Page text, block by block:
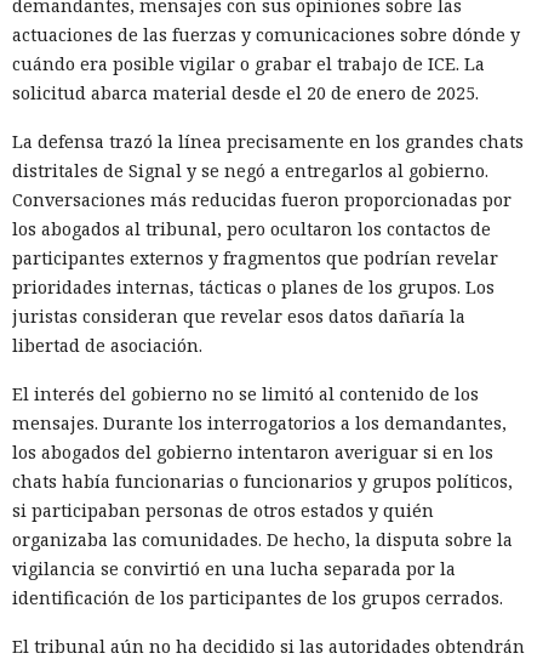
demandantes, mensajes con sus opiniones sobre las
actuaciones de las fuerzas y comunicaciones sobre dónde y
cuándo era posible vigilar o grabar el trabajo de ICE. La
solicitud abarca material desde el 20 de enero de 2025.
La defensa trazó la línea precisamente en los grandes chats
distritales de Signal y se negó a entregarlos al gobierno.
Conversaciones más reducidas fueron proporcionadas por
los abogados al tribunal, pero ocultaron los contactos de
participantes externos y fragmentos que podrían revelar
prioridades internas, tácticas o planes de los grupos. Los
juristas consideran que revelar esos datos dañaría la
libertad de asociación.
El interés del gobierno no se limitó al contenido de los
mensajes. Durante los interrogatorios a los demandantes,
los abogados del gobierno intentaron averiguar si en los
chats había funcionarias o funcionarios y grupos políticos,
si participaban personas de otros estados y quién
organizaba las comunidades. De hecho, la disputa sobre la
vigilancia se convirtió en una lucha separada por la
identificación de los participantes de los grupos cerrados.
El tribunal aún no ha decidido si las autoridades obtendrán